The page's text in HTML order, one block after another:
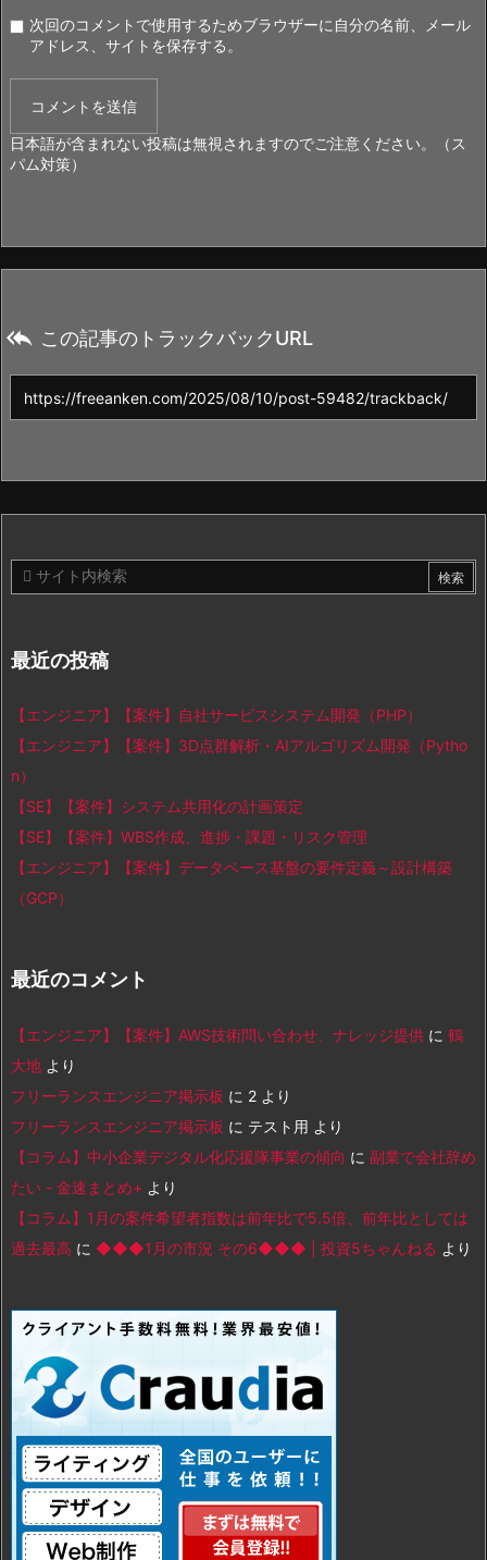
次回のコメントで使用するためブラウザーに自分の名前、メール
アドレス、サイトを保存する。
日本語が含まれない投稿は無視されますのでご注意ください。（ス
パム対策）
 この記事のトラックバックURL
最近の投稿
【エンジニア】【案件】自社サービスシステム開発（PHP）
【エンジニア】【案件】3D点群解析・AIアルゴリズム開発（Pytho
n）
【SE】【案件】システム共用化の計画策定
【SE】【案件】WBS作成、進捗・課題・リスク管理
【エンジニア】【案件】データベース基盤の要件定義～設計構築
（GCP）
最近のコメント
【エンジニア】【案件】AWS技術問い合わせ、ナレッジ提供 に 鶴
大地 より
フリーランスエンジニア掲示板 に 2 より
フリーランスエンジニア掲示板 に テスト用 より
【コラム】中小企業デジタル化応援隊事業の傾向 に 副業で会社辞め
たい - 金速まとめ+ より
【コラム】1月の案件希望者指数は前年比で5.5倍、前年比としては
過去最高 に ◆◆◆1月の市況 その6◆◆◆ | 投資5ちゃんねる より